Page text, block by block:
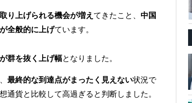
取り上げられる機会が増え てきたこと、 中国
全般的に上げています。
群を抜く上げ幅となりました。
最終的な到達点がまったく見えない状況で
通貨と比較して高過ぎると判断しました。